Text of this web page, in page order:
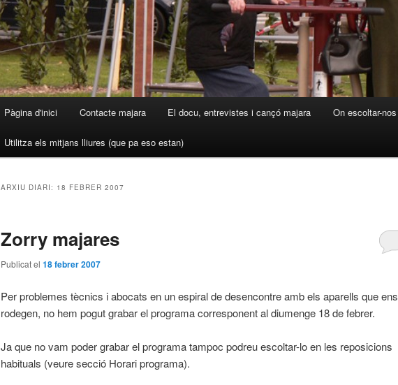
Pàgina d'inici Contacte majara El docu, entrevistes i cançó majara On escoltar-nos
Utilitza els mitjans lliures (que pa eso estan)
ARXIU DIARI: 18 FEBRER 2007
Zorry majares
Publicat el 18 febrer 2007
Per problemes tècnics i abocats en un espiral de desencontre amb els aparells que ens
rodegen, no hem pogut grabar el programa corresponent al diumenge 18 de febrer.
Ja que no vam poder grabar el programa tampoc podreu escoltar-lo en les reposicions
habituals (veure secció Horari programa).